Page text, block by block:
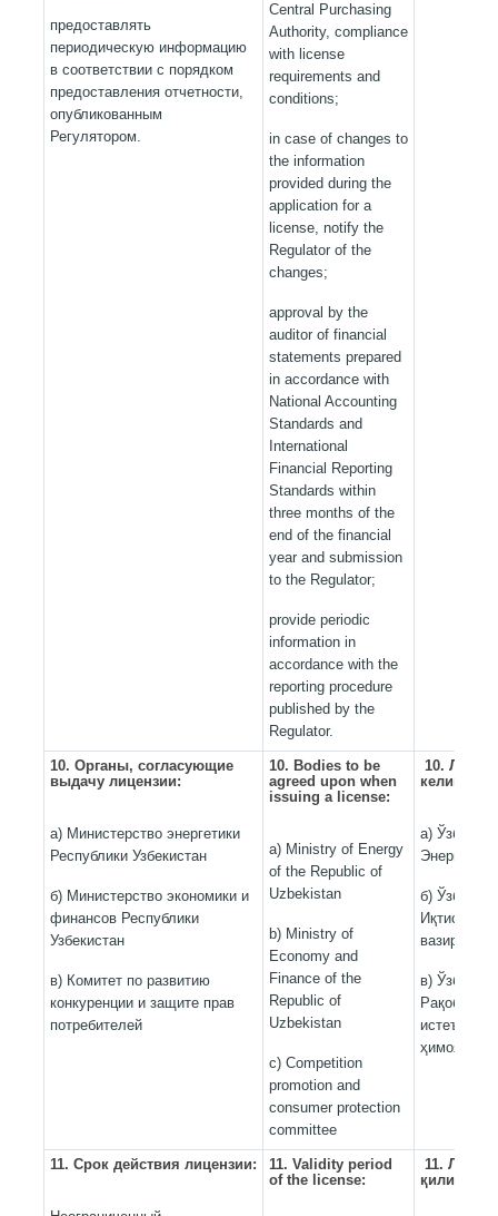
предоставлять
периодическую информацию
в соответствии с порядком
предоставления отчетности,
опубликованным
Регулятором.
Central Purchasing
Authority, compliance
with license
requirements and
conditions;
in case of changes to
the information
provided during the
application for a
license, notify the
Regulator of the
changes;
approval by the
auditor of financial
statements prepared
in accordance with
National Accounting
Standards and
International
Financial Reporting
Standards within
three months of the
end of the financial
year and submission
to the Regulator;
provide periodic
information in
accordance with the
reporting procedure
published by the
Regulator.
10. Органы, согласующие
выдачу лицензии:
а) Министерство энергетики
Республики Узбекистан
б) Министерство экономики и
финансов Республики
Узбекистан
в) Комитет по развитию
конкуренции и защите прав
потребителей
10. Bodies to be
agreed upon when
issuing a license:
a) Ministry of Energy
of the Republic of
Uzbekistan
b) Ministry of
Economy and
Finance of the
Republic of
Uzbekistan
c) Competition
promotion and
consumer protection
committee
10.
а)
б)
вазирлиги;
в)
ҳимоя
11. Срок действия лицензии:
11. Validity period
of the license:
11.
қилиш